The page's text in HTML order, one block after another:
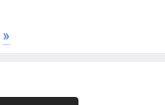
»